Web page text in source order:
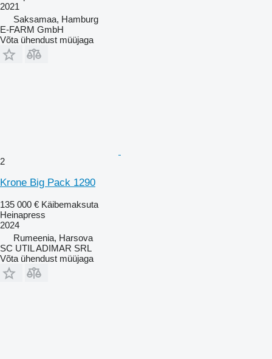
2021
Saksamaa, Hamburg
E-FARM GmbH
Võta ühendust müüjaga
2
Krone Big Pack 1290
135 000 € Käibemaksuta
Heinapress
2024
Rumeenia, Harsova
SC UTIL ADIMAR SRL
Võta ühendust müüjaga